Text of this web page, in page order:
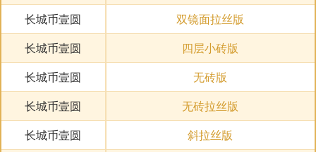
长城币壹圆
双镜面拉丝版
长城币壹圆
四层小砖版
长城币壹圆
无砖版
长城币壹圆
无砖拉丝版
长城币壹圆
斜拉丝版